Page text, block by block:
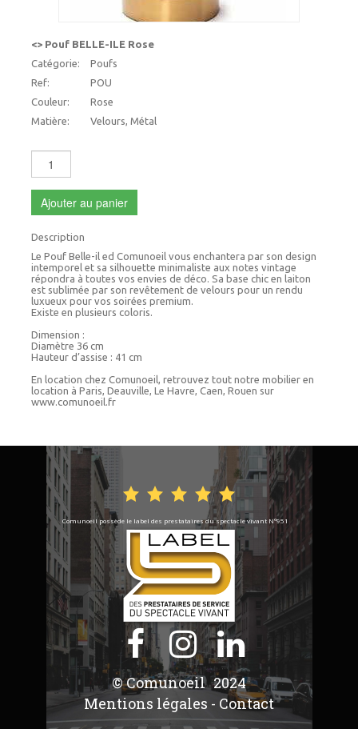
<> Pouf BELLE-ILE Rose
Catégorie:
Poufs
Ref:
POU
Couleur:
Rose
Matière:
Velours, Métal
Ajouter au panier
Description
Le Pouf Belle-il ed Comunoeil vous enchantera par son design
intemporel et sa silhouette minimaliste aux notes vintage
répondra à toutes vos envies de déco. Sa base chic en laiton
est sublimée par son revêtement de velours pour un rendu
luxueux pour vos soirées premium.
Existe en plusieurs coloris.
Dimension :
Diamètre 36 cm
Hauteur d’assise : 41 cm
En location chez Comunoeil, retrouvez tout notre mobilier en
location à Paris, Deauville, Le Havre, Caen, Rouen sur
www.comunoeil.fr
Comunoeil possède le label des prestataires du spectacle vivant N°951
  
© Comunoeil 2024
Mentions légales - Contact